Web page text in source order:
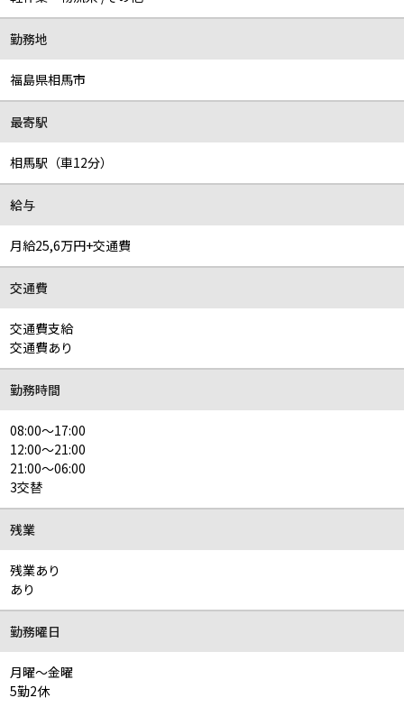
勤務地
福島県相馬市
最寄駅
相馬駅（車12分）
給与
月給25,6万円+交通費
交通費
交通費支給
交通費あり
勤務時間
08:00～17:00
12:00～21:00
21:00～06:00
3交替
残業
残業あり
あり
勤務曜日
月曜～金曜
5勤2休